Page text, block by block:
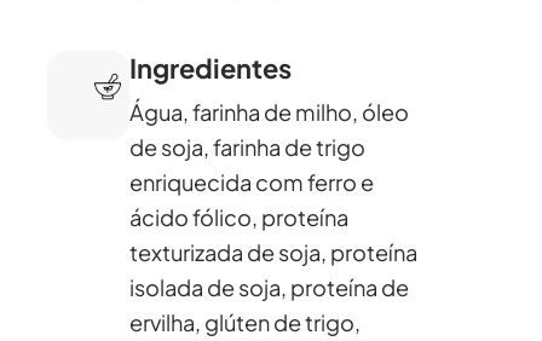
Ingredientes
Água, farinha de milho, óleo
de soja, farinha de trigo
enriquecida com ferro e
ácido fólico, proteína
texturizada de soja, proteína
isolada de soja, proteína de
ervilha, glúten de trigo,